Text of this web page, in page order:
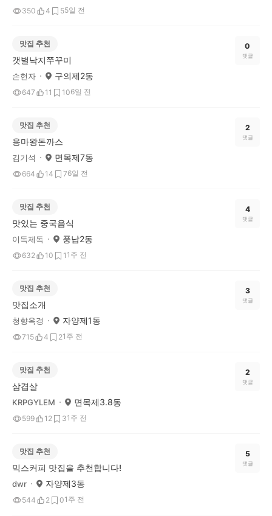
350 4 55일 전
맛집 추천
갯벌낙지쭈꾸미
손현자 구의제2동
647 11 106일 전
0
댓글
맛집 추천
용마왕돈까스
김기석 면목제7동
664 14 76일 전
2
댓글
맛집 추천
맛있는 중국음식
이독제독 풍납2동
632 10 1 1주 전
4
댓글
맛집 추천
맛집소개
청향옥경 자양제1동
715 4 21주 전
3
댓글
맛집 추천
삼겹살
KRPGYLEM 면목제3.8동
599 12 31주 전
2
댓글
맛집 추천
믹스커피 맛집을 추천합니다!
dwr 자양제3동
544 2 01주 전
5
댓글